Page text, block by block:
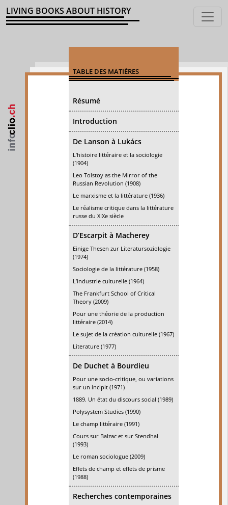
LIVING BOOKS ABOUT HISTORY
TABLE DES MATIÈRES
Résumé
Introduction
De Lanson à Lukács
L’histoire littéraire et la sociologie
(1904)
Leo Tolstoy as the Mirror of the
Russian Revolution (1908)
Le marxisme et la littérature (1936)
Le réalisme critique dans la littérature
russe du XIXe siècle
D’Escarpit à Macherey
Einige Thesen zur Literatursoziologie
(1974)
Sociologie de la littérature (1958)
L’industrie culturelle (1964)
The Frankfurt School of Critical
Theory (2009)
Pour une théorie de la production
littéraire (2014)
Le sujet de la création culturelle (1967)
Literature (1977)
De Duchet à Bourdieu
Pour une socio-critique, ou variations
sur un incipit (1971)
1889. Un état du discours social (1989)
Polysystem Studies (1990)
Le champ littéraire (1991)
Cours sur Balzac et sur Stendhal
(1993)
Le roman sociologue (2009)
Effets de champ et effets de prisme
(1988)
Recherches contemporaines